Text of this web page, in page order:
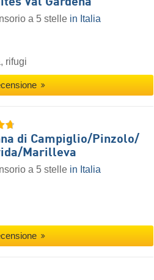
a 5 stelle in Italia
rifugi
di Campiglio/​Pinzolo/​
​Marilleva
a 5 stelle in Italia